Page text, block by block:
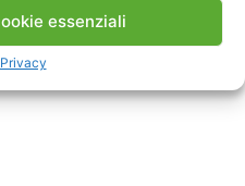
essenziali
Privacy